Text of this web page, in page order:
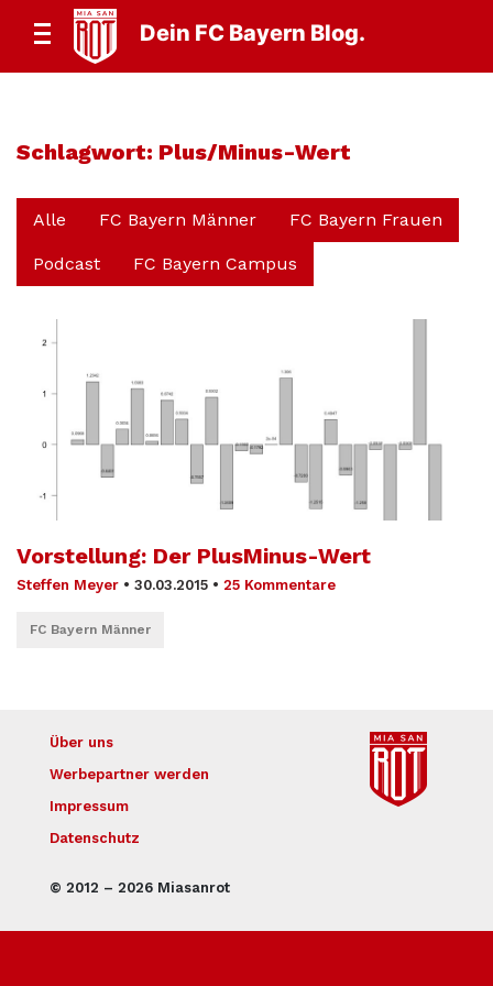
Dein FC Bayern Blog.
Schlagwort: Plus/Minus-Wert
Alle FC Bayern Männer FC Bayern Frauen
Podcast FC Bayern Campus
Vorstellung: Der PlusMinus-Wert
Steffen Meyer • 30.03.2015 • 25 Kommentare
FC Bayern Männer
© 2012 – 2026 Miasanrot
Über uns
Werbepartner werden
Impressum
Datenschutz